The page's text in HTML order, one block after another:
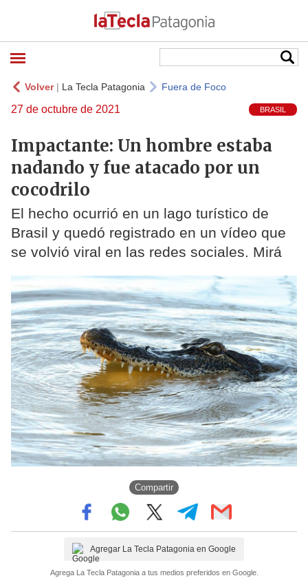
Volver| La Tecla Patagonia Fuera de Foco
27 de octubre de 2021 BRASIL
Impactante: Un hombre estaba
nadando y fue atacado por un
cocodrilo
El hecho ocurrió en un lago turístico de
Brasil y quedó registrado en un vídeo que
se volvió viral en las redes sociales. Mirá
Compartir
Agregar La Tecla Patagonia en Google
Agrega La Tecla Patagonia a tus medios preferidos en Google.